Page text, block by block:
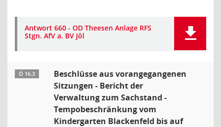
Antwort 660 - OD Theesen Anlage RFS
Stgn. AfV a. BV Jöl
Ö 16.3
Beschlüsse aus vorangegangenen
Sitzungen - Bericht der
Verwaltung zum Sachstand -
Tempobeschränkung vom
Kindergarten Blackenfeld bis auf